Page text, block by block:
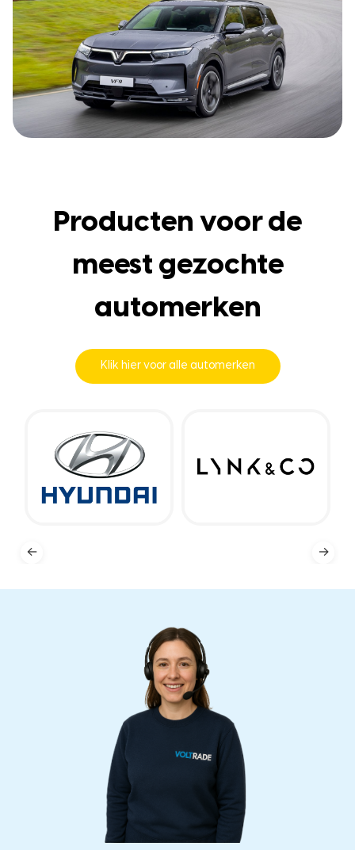
Producten voor de
meest gezochte
automerken
Klik hier voor alle automerken
← →